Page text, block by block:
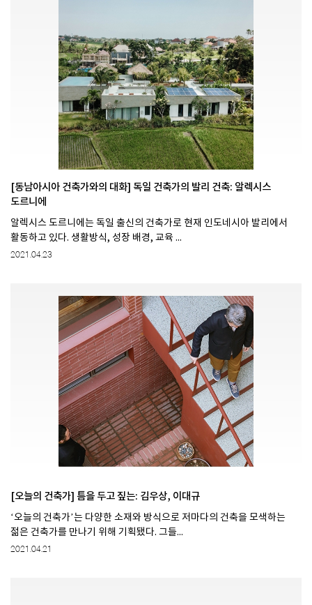
[동남아시아 건축가와의 대화] 독일 건축가의 발리 건축: 알렉시스
도르니에​​
알렉시스 도르니에는 독일 출신의 건축가로 현재 인도네시아 발리에서
활동하고 있다. 생활방식, 성장 배경, 교육 ...
2021.04.23
[오늘의 건축가] 틈을 두고 짚는: 김우상, 이대규
‘오늘의 건축가’는 다양한 소재와 방식으로 저마다의 건축을 모색하는
젊은 건축가를 만나기 위해 기획됐다. 그들...
2021.04.21